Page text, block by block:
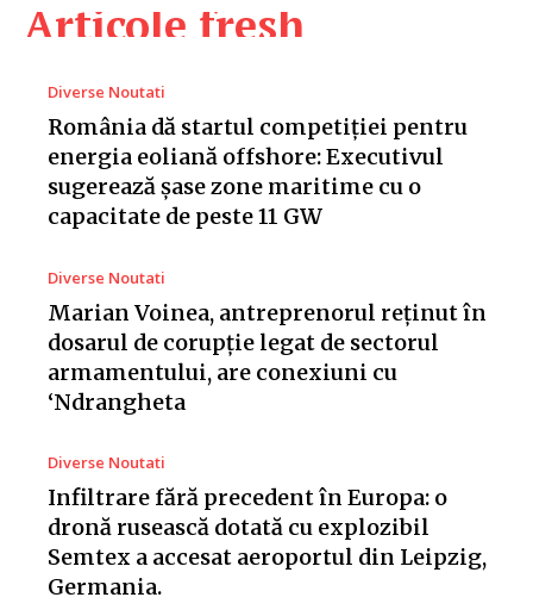
Articole fresh
Diverse Noutati
România dă startul competiției pentru
energia eoliană offshore: Executivul
sugerează șase zone maritime cu o
capacitate de peste 11 GW
Diverse Noutati
Marian Voinea, antreprenorul reținut în
dosarul de corupție legat de sectorul
armamentului, are conexiuni cu
‘Ndrangheta
Diverse Noutati
Infiltrare fără precedent în Europa: o
dronă rusească dotată cu explozibil
Semtex a accesat aeroportul din Leipzig,
Germania.